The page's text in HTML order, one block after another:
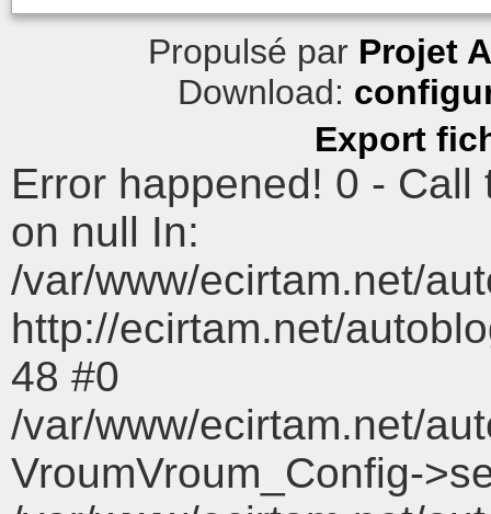
Propulsé par Projet
Download:
Export
Error happened! 0 -
on null In:
/var/www/ecirtam.net/
http://ecirtam.net/
48 #0
/var/www/ecirtam.net/
VroumVroum_Config-